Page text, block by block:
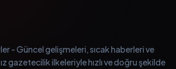
- Güncel gelişmeleri, sıcak haberleri ve
gazetecilik ilkeleriyle hızlı ve doğru şekilde